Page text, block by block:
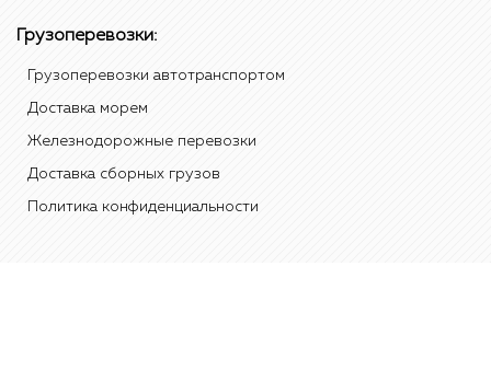
Грузоперевозки:
Грузоперевозки автотранспортом
Доставка морем
Железнодорожные перевозки
Доставка сборных грузов
Политика конфиденциальности